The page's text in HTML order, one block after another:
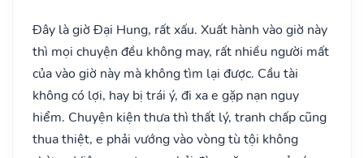
Đây là giờ Đại Hung, rất xấu. Xuất hành vào giờ này
thì mọi chuyện đều không may, rất nhiều người mất
của vào giờ này mà không tìm lại được. Cầu tài
không có lợi, hay bị trái ý, đi xa e gặp nạn nguy
hiểm. Chuyện kiện thưa thì thất lý, tranh chấp cũng
thua thiệt, e phải vướng vào vòng tù tội không